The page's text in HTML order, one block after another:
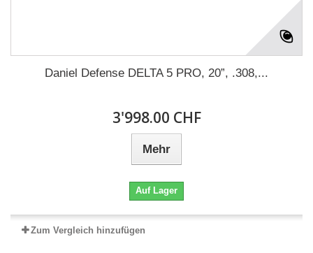
Daniel Defense DELTA 5 PRO, 20”, .308,...
3'998.00 CHF
Mehr
Auf Lager
Zum Vergleich hinzufügen